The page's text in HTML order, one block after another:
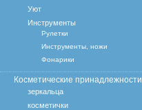
Уют
Инструменты
Рулетки
Инструменты, ножи
Фонарики
Косметические принадлежности
зеркальца
косметички